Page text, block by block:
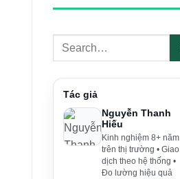
Tác giả
Nguyễn Thanh
Hiếu
Kinh nghiệm 8+ năm
trên thị trường • Giao
dịch theo hệ thống •
Đo lường hiệu quả